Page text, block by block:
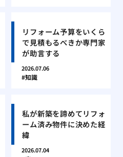
リフォーム予算をいくら
で見積もるべきか専門家
が助言する
2026.07.06
知識
私が新築を諦めてリフォ
ーム済み物件に決めた経
緯
2026.07.04